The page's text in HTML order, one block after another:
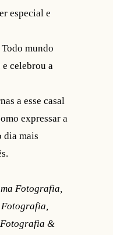
especial e
mundo
celebrou a
a esse casal
expressar a
dia mais
Fotografia,
Fotografia &